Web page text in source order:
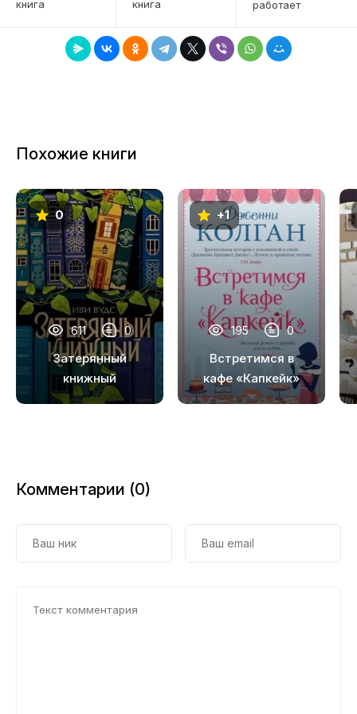
7
12
книга
книга
работает
Похожие книги
0
611 0
Затерянный
книжный
+1
195 0
Встретимся в
кафе «Капкейк»
Комментарии (0)